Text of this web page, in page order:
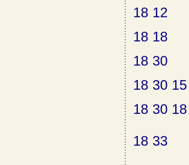
18 12
18 18
18 30
18 30 15
18 30 18
18 33